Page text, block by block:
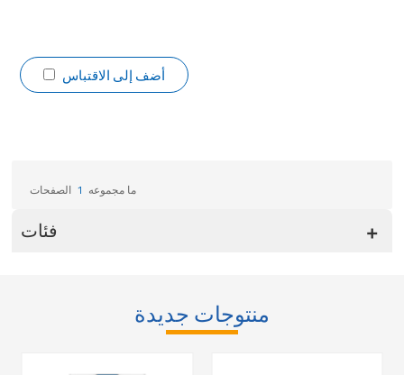
أضف إلى الاقتباس
ما مجموعه 1 الصفحات
فئات
منتوجات جديدة